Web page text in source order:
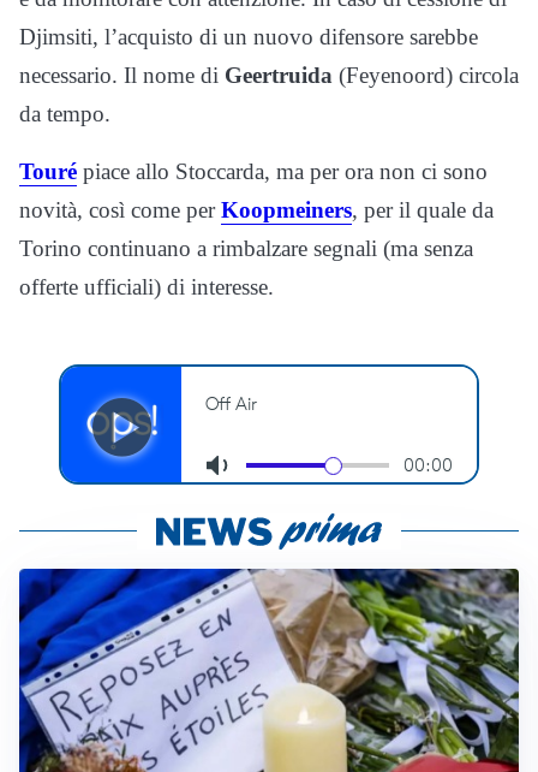
Djimsiti, l’acquisto di un nuovo difensore sarebbe
necessario. Il nome di Geertruida (Feyenoord) circola
da tempo.
Touré piace allo Stoccarda, ma per ora non ci sono
novità, così come perKoopmeiners, per il quale da
Torino continuano a rimbalzare segnali (ma senza
offerte ufficiali) di interesse.